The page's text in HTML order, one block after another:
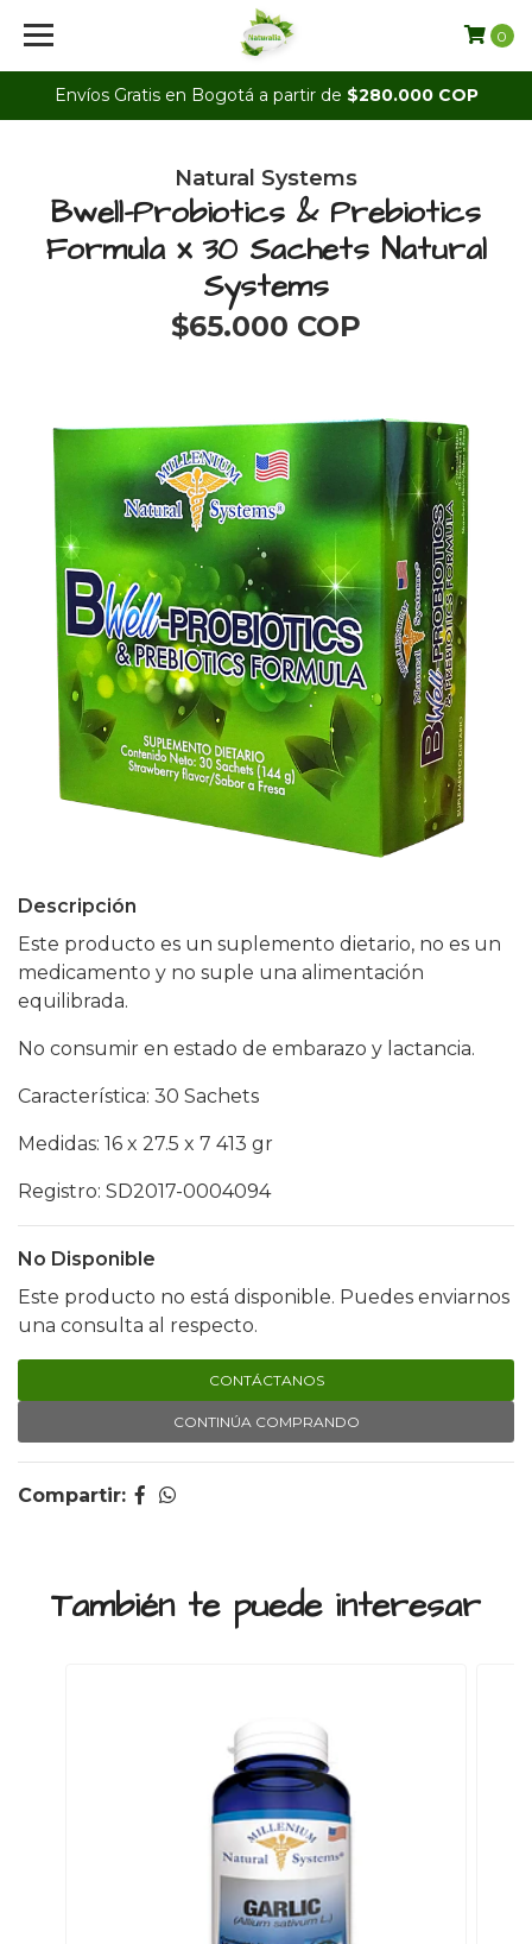
Envíos Gratis en Bogotá a partir de $280.000 COP
0
Natural Systems
Bwell-Probiotics & Prebiotics
Formula x 30 Sachets Natural
Systems
$65.000 COP
Descripción
Este producto es un suplemento dietario, no es un
medicamento y no suple una alimentación
equilibrada.
No consumir en estado de embarazo y lactancia.
Característica: 30 Sachets
Medidas: 16 x 27.5 x 7 413 gr
Registro: SD2017-0004094
No Disponible
Este producto no está disponible. Puedes enviarnos
una consulta al respecto.
CONTÁCTANOS
CONTINÚA COMPRANDO
Compartir:
También te puede interesar